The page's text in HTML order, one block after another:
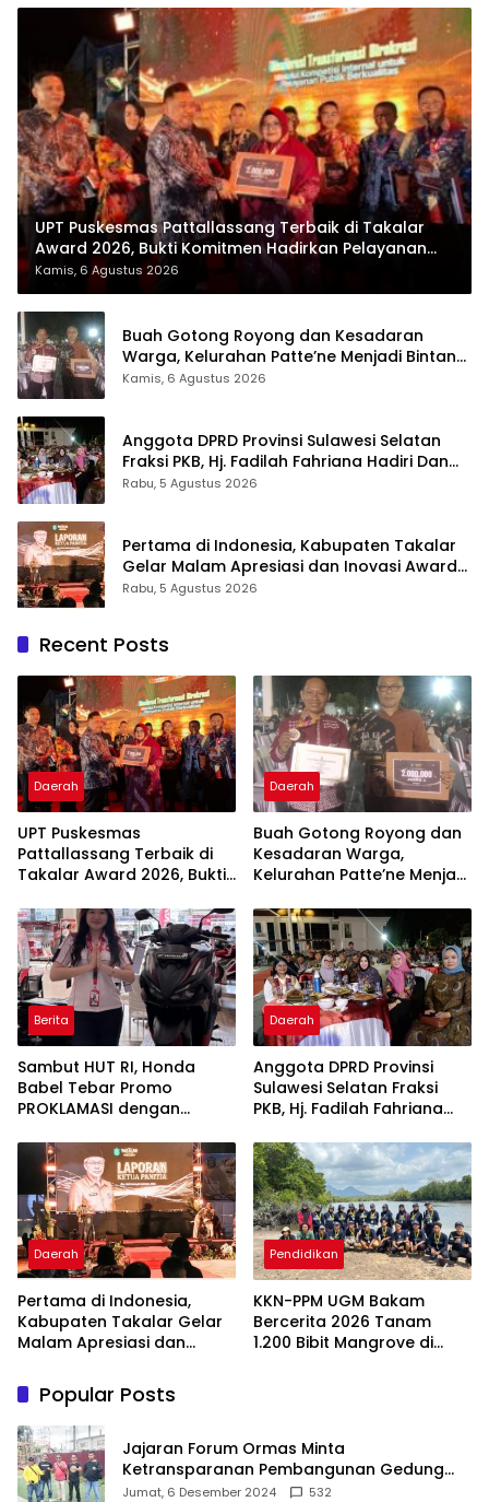
UPT Puskesmas Pattallassang Terbaik di Takalar
Award 2026, Bukti Komitmen Hadirkan Pelayanan
Kesehatan Berkualitas
Kamis, 6 Agustus 2026
Buah Gotong Royong dan Kesadaran
Warga, Kelurahan Patte’ne Menjadi Bintang
Takalar Award 2026
Kamis, 6 Agustus 2026
Anggota DPRD Provinsi Sulawesi Selatan
Fraksi PKB, Hj. Fadilah Fahriana Hadiri Dan
Beri Apresiasi : Takalar Menyalakan Lentera
Rabu, 5 Agustus 2026
Pertama di Indonesia, Kabupaten Takalar
Gelar Malam Apresiasi dan Inovasi Award
2026: Panggung Penghargaan bagi
Rabu, 5 Agustus 2026
Recent Posts
Daerah
UPT Puskesmas
Pattallassang Terbaik di
Takalar Award 2026, Bukti
Pelayanan Kesehatan
Berkualitas
Daerah
Buah Gotong Royong dan
Kesadaran Warga,
Kelurahan Patte’ne Menjadi
2026
Berita
Sambut HUT RI, Honda
Babel Tebar Promo
PROKLAMASI dengan
Jutaan Rupiah
Daerah
Anggota DPRD Provinsi
Sulawesi Selatan Fraksi
PKB, Hj. Fadilah Fahriana
Takalar Menyalakan
Lentera Pengabdian
Melalui Malam Apresiasi
dan Inovasi Award 2026
Daerah
Pertama di Indonesia,
Kabupaten Takalar Gelar
Malam Apresiasi dan
Panggung Penghargaan
bagi Pelayan Publik
Berprestasi
Pendidikan
KKN-PPM UGM Bakam
Bercerita 2026 Tanam
1.200 Bibit Mangrove di
Popular Posts
Jajaran Forum Ormas Minta
Ketransparanan Pembangunan Gedung
Damkar Di Kecamatan Cisoka
Jumat, 6 Desember 2024 532